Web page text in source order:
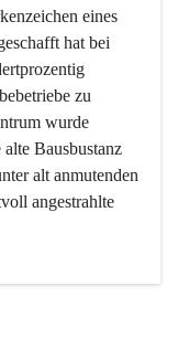
eines
hat bei
zu
wurde
Bausbustanz
alt anmutenden
angestrahlte
ist aber integrativer